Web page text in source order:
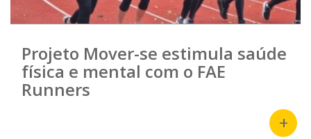
Projeto Mover-se estimula saúde
física e mental com o FAE
Runners
+